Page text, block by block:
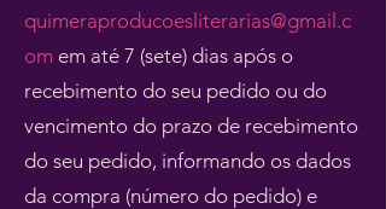
quimeraproducoesliterarias@gmail.c
om em até 7 (sete) dias após o
recebimento do seu pedido ou do
vencimento do prazo de recebimento
do seu pedido, informando os dados
da compra (número do pedido) e